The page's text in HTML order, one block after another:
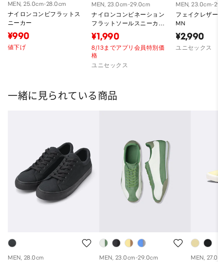
MEN, 25.0cm-28.0cm
ナイロンコンビフラットス
ニーカー
¥990
値下げ
MEN, 23.0cm-29.0cm
ナイロンコンビネーション
フラットソールスニーカー
ST
¥1,990
8/13までアプリ会員特別価
格
ユニセックス
MEN, 23.0cm-
フェイクレザ
MN
¥2,990
ユニセックス
一緒に見られている商品
MEN, 28.0cm MEN, 23.0cm-29.0cm MEN,